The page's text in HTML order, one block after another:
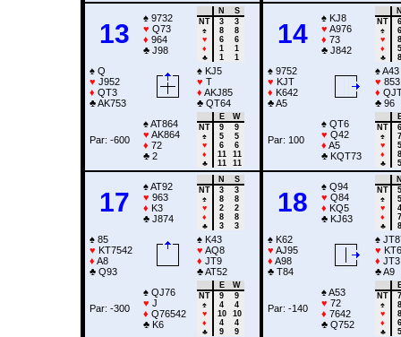
13
♠ 9732
♥ Q73
♦ 964
♣ J98
N
S
NT
3
3
♠
8
8
♥
6
6
♦
1
1
♣
1 1
♠ Q
♥ J952
♦ QT3
♣AK753
♠ KJ5
♥ T
♦ AKJ85
♣ QT64
Par: -600
♠AT864
♥ AK864
♦ 72
♣ 2
E
W
NT
9
9
♠
5
5
♥
6
6
♦
11
11
♣
11 11
14
♠ KJ8
♥ A976
♦ 73
♣ J842
NT
6
♠
6
♥
8
♦
5
♣
8
♠ 9752
♥ KJT
♦ K642
♣A5
♠A43
♥ 853
♦
♣ 96
Par: 100
♠ QT6
♥ Q42
♦ A5
♣ KQT73
NT
6
♠
7
♥
5
♦
8
♣
5
17
♠AT92
♥ 963
♦ K3
♣ J874
N
S
NT
3
3
♠
8
8
♥
2
2
♦
8
8
♣
3 3
♠ 85
♥ KT7542
♦ A8
♣ Q93
♠ K43
♥ AQ8
♦ JT9
♣AT52
Par: -300
♠ QJ76
♥ J
♦ Q76542
♣ K6
E
W
NT
9
9
♠
4
4
♥
10
10
♦
4
4
♣
9 9
18
♠ Q94
♥ Q84
♦ KQ5
♣ KJ63
NT
5
♠
5
♥
4
♦
7
♣
8
♠ K62
♥ AJ95
♦ A98
♣ T84
♠
♥
♦ JT3
♣A9
Par: -140
♠A53
♥ 72
♦ 7642
♣ Q752
NT
7
♠
8
♥
8
♦
6
♣
5